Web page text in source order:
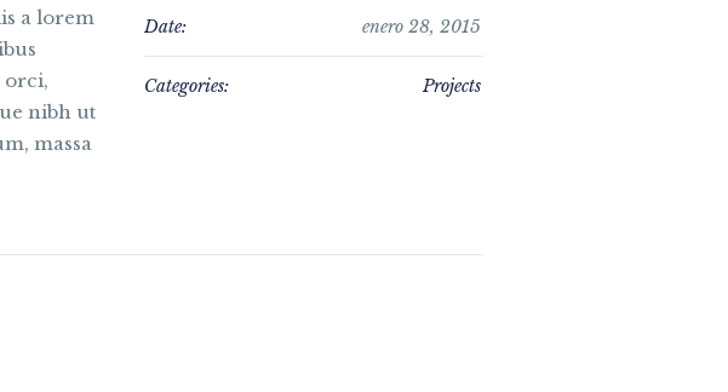
a lorem
orci,
nibh ut
massa
Date: enero 28, 2015
Categories: Projects